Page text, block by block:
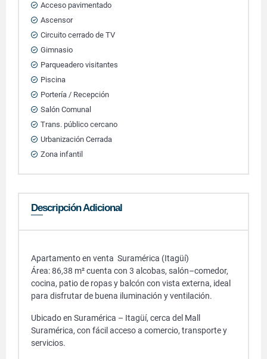
Acceso pavimentado
Ascensor
Circuito cerrado de TV
Gimnasio
Parqueadero visitantes
Piscina
Portería / Recepción
Salón Comunal
Trans. público cercano
Urbanización Cerrada
Zona infantil
Descripción Adicional
Apartamento en venta Suramérica (Itagüí)
Área: 86,38 m² cuenta con 3 alcobas, salón–comedor,
cocina, patio de ropas y balcón con vista externa, ideal
para disfrutar de buena iluminación y ventilación.
Ubicado en Suramérica – Itagüí, cerca del Mall
Suramérica, con fácil acceso a comercio, transporte y
servicios.